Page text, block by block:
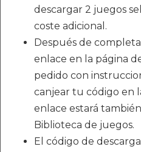
descargar 2 juegos
coste adicional.
Después de
enlace en la página
pedido con
canjear tu código en
enlace estará
Biblioteca de juegos.
El código de